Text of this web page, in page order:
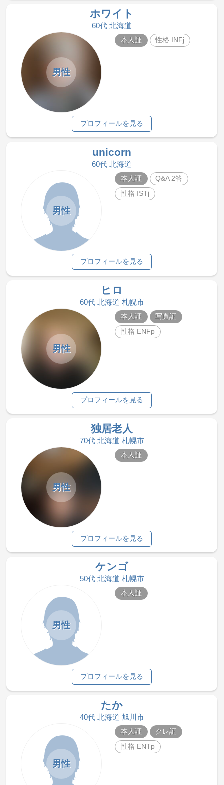
ホワイト
60代 北海道
男性
本人証 性格 INFj
プロフィールを見る
unicorn
60代 北海道
男性
本人証
Q&A 2答
性格 ISTj
プロフィールを見る
ヒロ
60代 北海道 札幌市
男性
本人証
写真証
性格 ENFp
プロフィールを見る
独居老人
70代 北海道 札幌市
男性
本人証
プロフィールを見る
ケンゴ
50代 北海道 札幌市
男性
本人証
プロフィールを見る
たか
40代 北海道 旭川市
男性
本人証
クレ証
性格 ENTp